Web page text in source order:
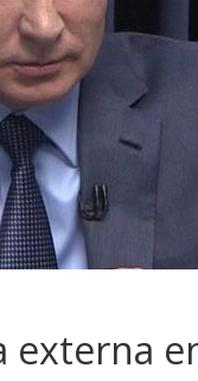
externa